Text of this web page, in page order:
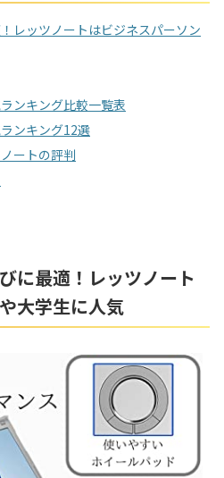
レッツノートはビジネスパーソン
ンキング比較一覧表
ンキング12選
ートの評判
に最適！レッツノート
大学生に人気